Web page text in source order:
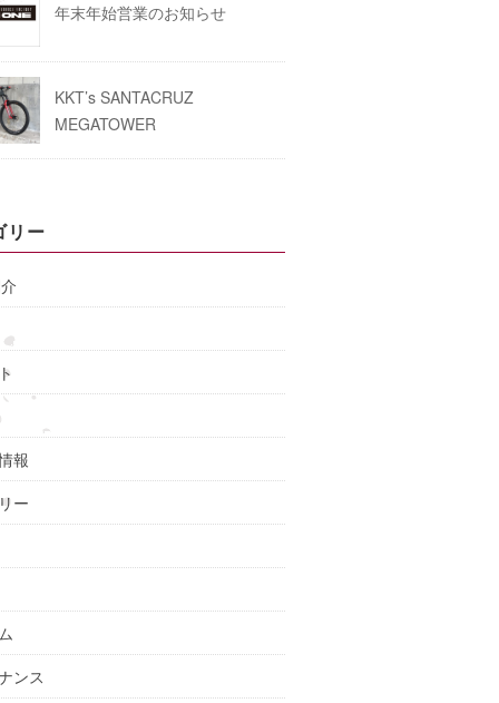
年末年始営業のお知らせ
KKT’s SANTACRUZ
MEGATOWER
リー
報
ー
ンス